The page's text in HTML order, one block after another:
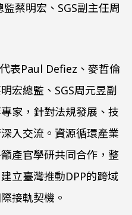
蔡明宏、SGS副主任周
表Paul Defiez、麥哲倫
宏總監、SGS周元昱副
家，針對法規發展、技
入交流。資源循環產業
產官學研共同合作，整
立臺灣推動DPP的跨域
接軌契機。